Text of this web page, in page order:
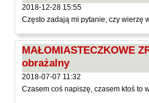
Kemény István
Kępiński Piotr
Kępisty Iwona
Kierc Bogusław
Klera Wiktoria
2018-12-28 15:55
Często zadają mi pytanie, czy wierzę
MAŁOMIASTECZKOWE
obrażalny
2018-07-07 11:32
Czasem coś napiszę, czasem ktoś to